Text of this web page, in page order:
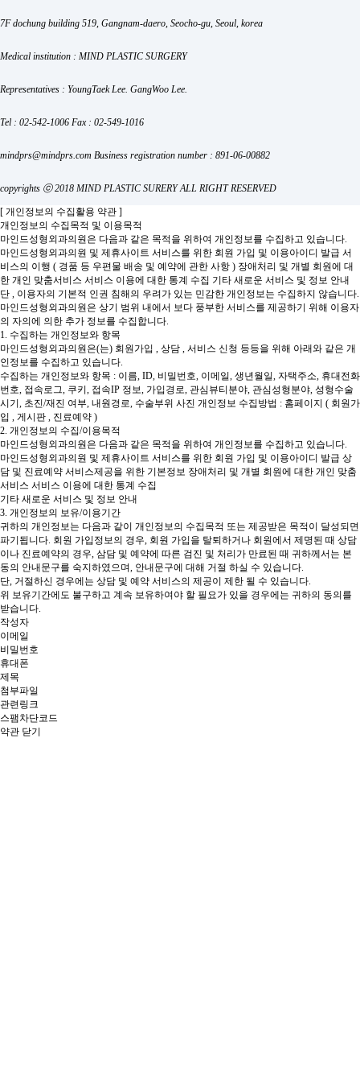
7F dochung building 519, Gangnam-daero, Seocho-gu, Seoul, korea
Medical institution : MIND PLASTIC SURGERY
Representatives : YoungTaek Lee. GangWoo Lee.
Tel : 02-542-1006 Fax : 02-549-1016
mindprs@mindprs.com Business registration number : 891-06-00882
copyrights ⓒ 2018 MIND PLASTIC SURERY ALL RIGHT RESERVED
[ 개인정보의 수집활용 약관 ]
개인정보의 수집목적 및 이용목적
마인드성형외과의원은 다음과 같은 목적을 위하여 개인정보를 수집하고 있습니다.
마인드성형외과의원 및 제휴사이트 서비스를 위한 회원 가입 및 이용아이디 발급 서
비스의 이행 ( 경품 등 우편물 배송 및 예약에 관한 사항 ) 장애처리 및 개별 회원에 대
한 개인 맞춤서비스 서비스 이용에 대한 통계 수집 기타 새로운 서비스 및 정보 안내
단 , 이용자의 기본적 인권 침해의 우려가 있는 민감한 개인정보는 수집하지 않습니다.
마인드성형외과의원은 상기 범위 내에서 보다 풍부한 서비스를 제공하기 위해 이용자
의 자의에 의한 추가 정보를 수집합니다.
1. 수집하는 개인정보와 항목
마인드성형외과의원은(는) 회원가입 , 상담 , 서비스 신청 등등을 위해 아래와 같은 개
인정보를 수집하고 있습니다.
수집하는 개인정보와 항목 : 이름, ID, 비밀번호, 이메일, 생년월일, 자택주소, 휴대전화
번호, 접속로그, 쿠키, 접속IP 정보, 가입경로, 관심뷰티분야, 관심성형분야, 성형수술
시기, 초진/재진 여부, 내원경로, 수술부위 사진 개인정보 수집방법 : 홈페이지 ( 회원가
입 , 게시판 , 진료예약 )
2. 개인정보의 수집/이용목적
마인드성형외과의원은 다음과 같은 목적을 위하여 개인정보를 수집하고 있습니다.
마인드성형외과의원 및 제휴사이트 서비스를 위한 회원 가입 및 이용아이디 발급 상
담 및 진료예약 서비스제공을 위한 기본정보 장애처리 및 개별 회원에 대한 개인 맞춤
서비스 서비스 이용에 대한 통계 수집
기타 새로운 서비스 및 정보 안내
3. 개인정보의 보유/이용기간
귀하의 개인정보는 다음과 같이 개인정보의 수집목적 또는 제공받은 목적이 달성되면
파기됩니다. 회원 가입정보의 경우, 회원 가입을 탈퇴하거나 회원에서 제명된 때 상담
이나 진료예약의 경우, 삼담 및 예약에 따른 검진 및 처리가 만료된 때 귀하께서는 본
동의 안내문구를 숙지하였으며, 안내문구에 대해 거절 하실 수 있습니다.
단, 거절하신 경우에는 상담 및 예약 서비스의 제공이 제한 될 수 있습니다.
위 보유기간에도 불구하고 계속 보유하여야 할 필요가 있을 경우에는 귀하의 동의를
받습니다.
작성자
이메일
비밀번호
휴대폰
제목
첨부파일
관련링크
스팸차단코드
약관 닫기